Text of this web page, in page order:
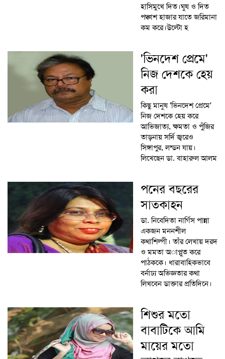
হাসিমুখে দিত।ঘুষ ও দিত
পঞ্চাশ হাজার যাতে জরিমানা
কম করে।উল্টো হ
'ভিনদেশ প্রেমে'
নিজ দেশকে হেয়
করা
কিছু মানুষ 'ভিনদেশ প্রেমে'
নিজ দেশকে হেয় করে
আভিজাত্য, ক্ষমতা ও পুঁজির
তাড়নায় সর্দি জ্বরেও
সিঙ্গাপুর, লন্ডন যায়।
লিখেছেন ডা. বাহারুল আলম
পনের বছরের
সাতকাহন
ডা. নিবেদিতা নার্গিস পান্না
একজন মননশীল
কথাশিল্পী। তাঁর লেখায় দরদ
ও মমতা অাপ্লুত করে
পাঠককে। ধারাবাহিকভাবে
বর্নাঢ্য অভিজ্ঞতার কথা
লিখবেন ডাক্তার প্রতিদিনে।
শিশুর ম‌তো
বাবা‌টি‌কে আমি
মা‌য়ের ম‌তো